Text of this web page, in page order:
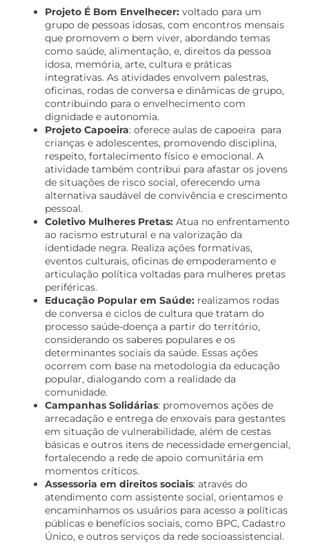
Projeto É Bom Envelhecer: voltado para um
grupo de pessoas idosas, com encontros mensais
que promovem o bem viver, abordando temas
como saúde, alimentação, e, direitos da pessoa
idosa, memória, arte, cultura e práticas
integrativas. As atividades envolvem palestras,
oficinas, rodas de conversa e dinâmicas de grupo,
contribuindo para o envelhecimento com
dignidade e autonomia.
Projeto Capoeira: oferece aulas de capoeira para
crianças e adolescentes, promovendo disciplina,
respeito, fortalecimento físico e emocional. A
atividade também contribui para afastar os jovens
de situações de risco social, oferecendo uma
alternativa saudável de convivência e crescimento
pessoal.
Coletivo Mulheres Pretas: Atua no enfrentamento
ao racismo estrutural e na valorização da
identidade negra. Realiza ações formativas,
eventos culturais, oficinas de empoderamento e
articulação política voltadas para mulheres pretas
periféricas.
Educação Popular em Saúde: realizamos rodas
de conversa e ciclos de cultura que tratam do
processo saúde-doença a partir do território,
considerando os saberes populares e os
determinantes sociais da saúde. Essas ações
ocorrem com base na metodologia da educação
popular, dialogando com a realidade da
comunidade.
Campanhas Solidárias: promovemos ações de
arrecadação e entrega de enxovais para gestantes
em situação de vulnerabilidade, além de cestas
básicas e outros itens de necessidade emergencial,
fortalecendo a rede de apoio comunitária em
momentos críticos.
Assessoria em direitos sociais: através do
atendimento com assistente social, orientamos e
encaminhamos os usuários para acesso a políticas
públicas e benefícios sociais, como BPC, Cadastro
Único, e outros serviços da rede socioassistencial.